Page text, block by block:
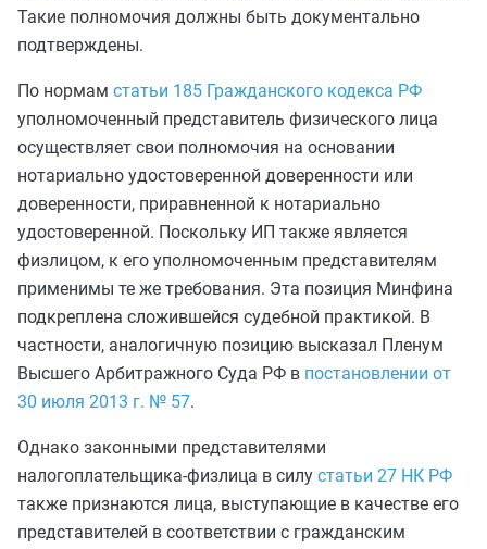
Такие полномочия должны быть документально
подтверждены.
По нормам статьи 185 Гражданского кодекса РФ
уполномоченный представитель физического лица
осуществляет свои полномочия на основании
нотариально удостоверенной доверенности или
доверенности, приравненной к нотариально
удостоверенной. Поскольку ИП также является
физлицом, к его уполномоченным представителям
применимы те же требования. Эта позиция Минфина
подкреплена сложившейся судебной практикой. В
частности, аналогичную позицию высказал Пленум
Высшего Арбитражного Суда РФ в постановлении от
30 июля 2013 г. № 57.
Однако законными представителями
налогоплательщика-физлица в силу статьи 27 НК РФ
также признаются лица, выступающие в качестве его
представителей в соответствии с гражданским